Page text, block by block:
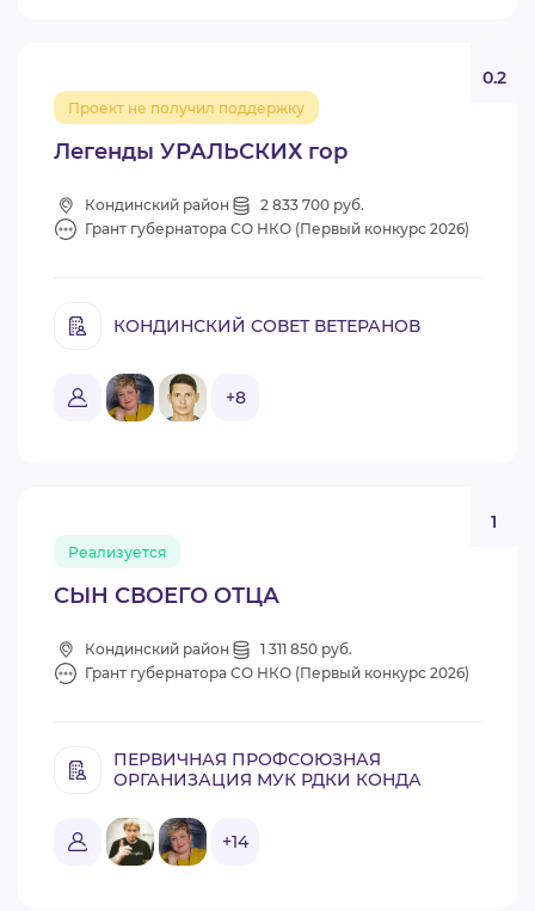
Легенды УРАЛЬСКИХ гор
Проект не получил поддержку
0.2
Кондинский район
2 833 700 руб.
Грант губернатора СО НКО (Первый конкурс 2026)
КОНДИНСКИЙ СОВЕТ ВЕТЕРАНОВ
+8
СЫН СВОЕГО ОТЦА
Реализуется
1
Кондинский район
1 311 850 руб.
Грант губернатора СО НКО (Первый конкурс 2026)
ПЕРВИЧНАЯ ПРОФСОЮЗНАЯ
ОРГАНИЗАЦИЯ МУК РДКИ КОНДА
+14